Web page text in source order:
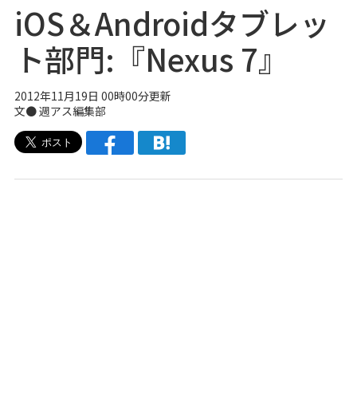
iOS＆Androidタブレッ
ト部門:『Nexus 7』
2012年11月19日 00時00分更新
文●週アス編集部